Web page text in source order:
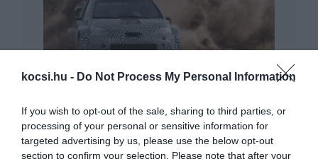
kocsi.hu - Do Not Process My Personal Information
If you wish to opt-out of the sale, sharing to third parties, or
processing of your personal or sensitive information for
targeted advertising by us, please use the below opt-out
section to confirm your selection. Please note that after your